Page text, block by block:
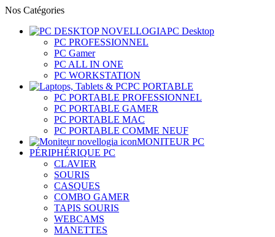
Nos Catégories
PC Desktop
PC PROFESSIONNEL
PC Gamer
PC ALL IN ONE
PC WORKSTATION
PC PORTABLE
PC PORTABLE PROFESSIONNEL
PC PORTABLE GAMER
PC PORTABLE MAC
PC PORTABLE COMME NEUF
MONITEUR PC
PÉRIPHÉRIQUE PC
CLAVIER
SOURIS
CASQUES
COMBO GAMER
TAPIS SOURIS
WEBCAMS
MANETTES